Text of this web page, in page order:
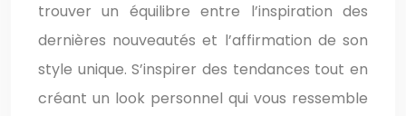
trouver un équilibre entre l’inspiration des
dernières nouveautés et l’affirmation de son
style unique. S’inspirer des tendances tout en
créant un look personnel qui vous ressemble